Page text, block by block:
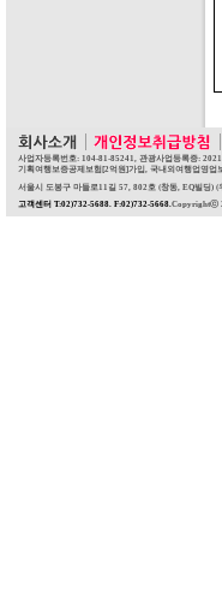
사업자등록번호: 104-81-85241, 관광사업등록증:
기획여행보증공제보험[2억원]가입, 국내외여행업영
서울시 도봉구 마들로11길 57, 802호 (창동, EQ빌딩) (
고객센터 T:02)732-5688. F:02)732-5668.Copyrightⓒ